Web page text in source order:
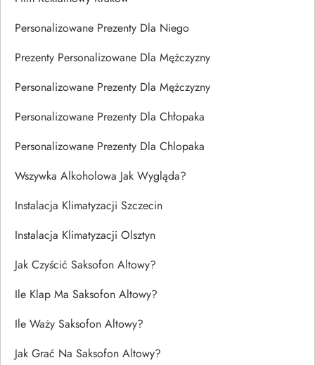
Personalizowane Prezenty Dla Niego
Prezenty Personalizowane Dla Mężczyzny
Personalizowane Prezenty Dla Mężczyzny
Personalizowane Prezenty Dla Chłopaka
Personalizowane Prezenty Dla Chlopaka
Wszywka Alkoholowa Jak Wygląda?
Instalacja Klimatyzacji Szczecin
Instalacja Klimatyzacji Olsztyn
Jak Czyścić Saksofon Altowy?
Ile Klap Ma Saksofon Altowy?
Ile Waży Saksofon Altowy?
Jak Grać Na Saksofon Altowy?